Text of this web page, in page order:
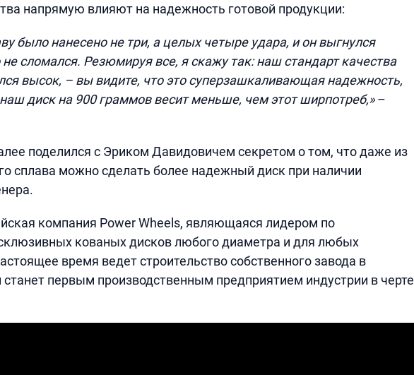
напрямую влияют на надежность готовой продукции:
было нанесено не три, а целых четыре удара, и он выгнулся
не сломался. Резюмируя все, я скажу так: наш стандарт качества
высок, – вы видите, что это суперзашкаливающая надежность,
диск на 900 граммов весит меньше, чем этот ширпотреб,»–
поделился с Эриком Давидовичем секретом о том, что даже из
сплава можно сделать более надежный диск при наличии
компания Power Wheels, являющаяся лидером по
кованых дисков любого диаметра и для любых
время ведет строительство собственного завода в
первым производственным предприятием индустрии в черте